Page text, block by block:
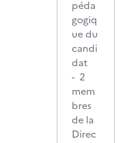
péda
gogiq
ue du
candi
dat
- 2
mem
bres
de la
Direc